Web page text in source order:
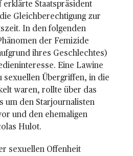
erklärte Staatspräsident
Gleichberechtigung zur
In den folgenden
der Femizide
ihres Geschlechtes)
Eine Lawine
sexuellen Übergriffen, in die
waren, rollte über das
um den Starjournalisten
und den ehemaligen
Hulot.
sexuellen Offenheit